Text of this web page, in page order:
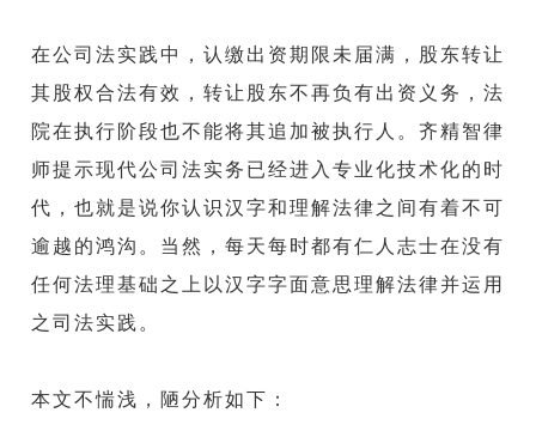
在公司法实践中，认缴出资期限未届满，股东转让
其股权合法有效 ，转让股东不再负有出资义务，法
院在执行阶段也不能将其追加被执行人 。齐精智律
师提示现代公司法实务已经进入专业化技术化的时
代，也就是说你认识汉字和理解法律之间有着不可
逾越的鸿沟。当然，每天每时都有仁人志士在没有
任何法理基础之上以汉字字面意思理解法律并运用
之司法实践。
本文不惴浅，陋分析如下：
消息
我的
贸金书城
贸金公众号
贸金APP